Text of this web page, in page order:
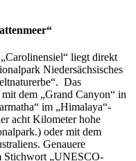
liegt direkt
Niedersächsisches
Das
dem „Grand Canyon“ in
im „Himalaya“-
acht Kilometer hohe
oder mit dem
Genauere
Stichwort „UNESCO-